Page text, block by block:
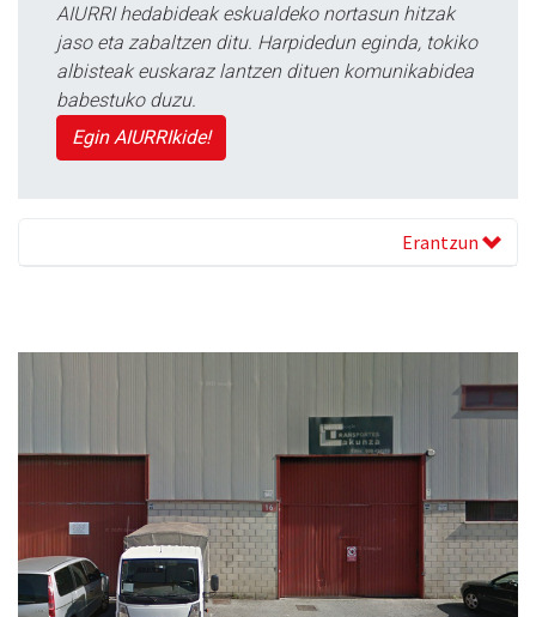
AIURRI hedabideak eskualdeko nortasun hitzak
jaso eta zabaltzen ditu. Harpidedun eginda, tokiko
albisteak euskaraz lantzen dituen komunikabidea
babestuko duzu.
Egin AIURRIkide!
Erantzun